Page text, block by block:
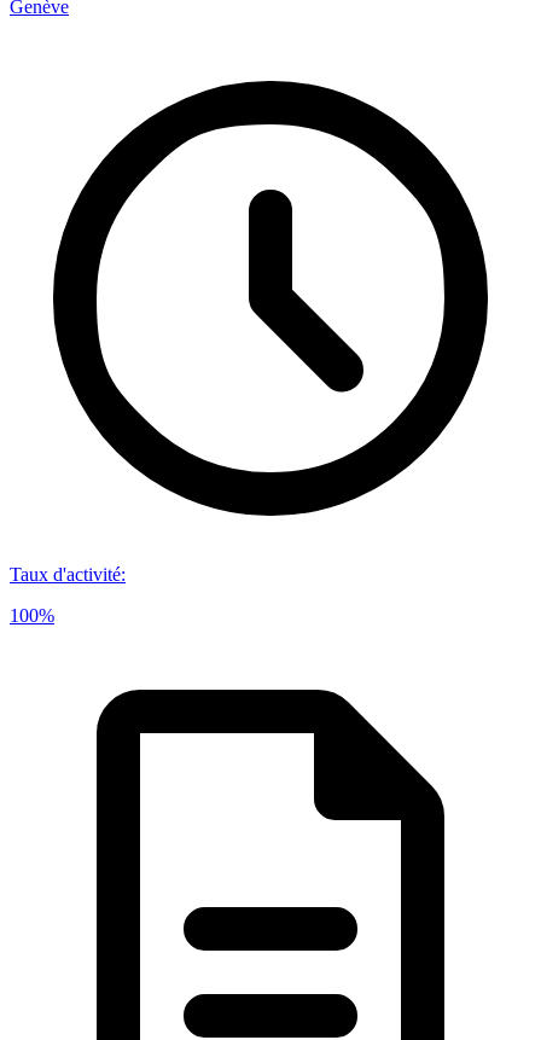
Genève
Taux d'activité:
100%